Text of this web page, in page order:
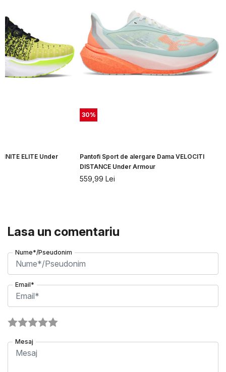
ELITE Under
30%
Pantofi Sport de alergare Dama VELOCITI
DISTANCE Under Armour
559,99 Lei
Lasa un comentariu
Nume*/Pseudonim
Email*
Mesaj